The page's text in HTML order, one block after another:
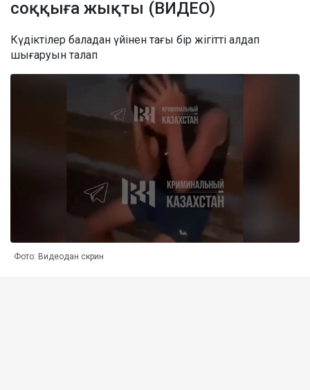
соққыға жықты (ВИДЕО)
Күдіктілер баладан үйінен тағы бір жігітті алдап
шығаруын талап
Фото: Видеодан скрин